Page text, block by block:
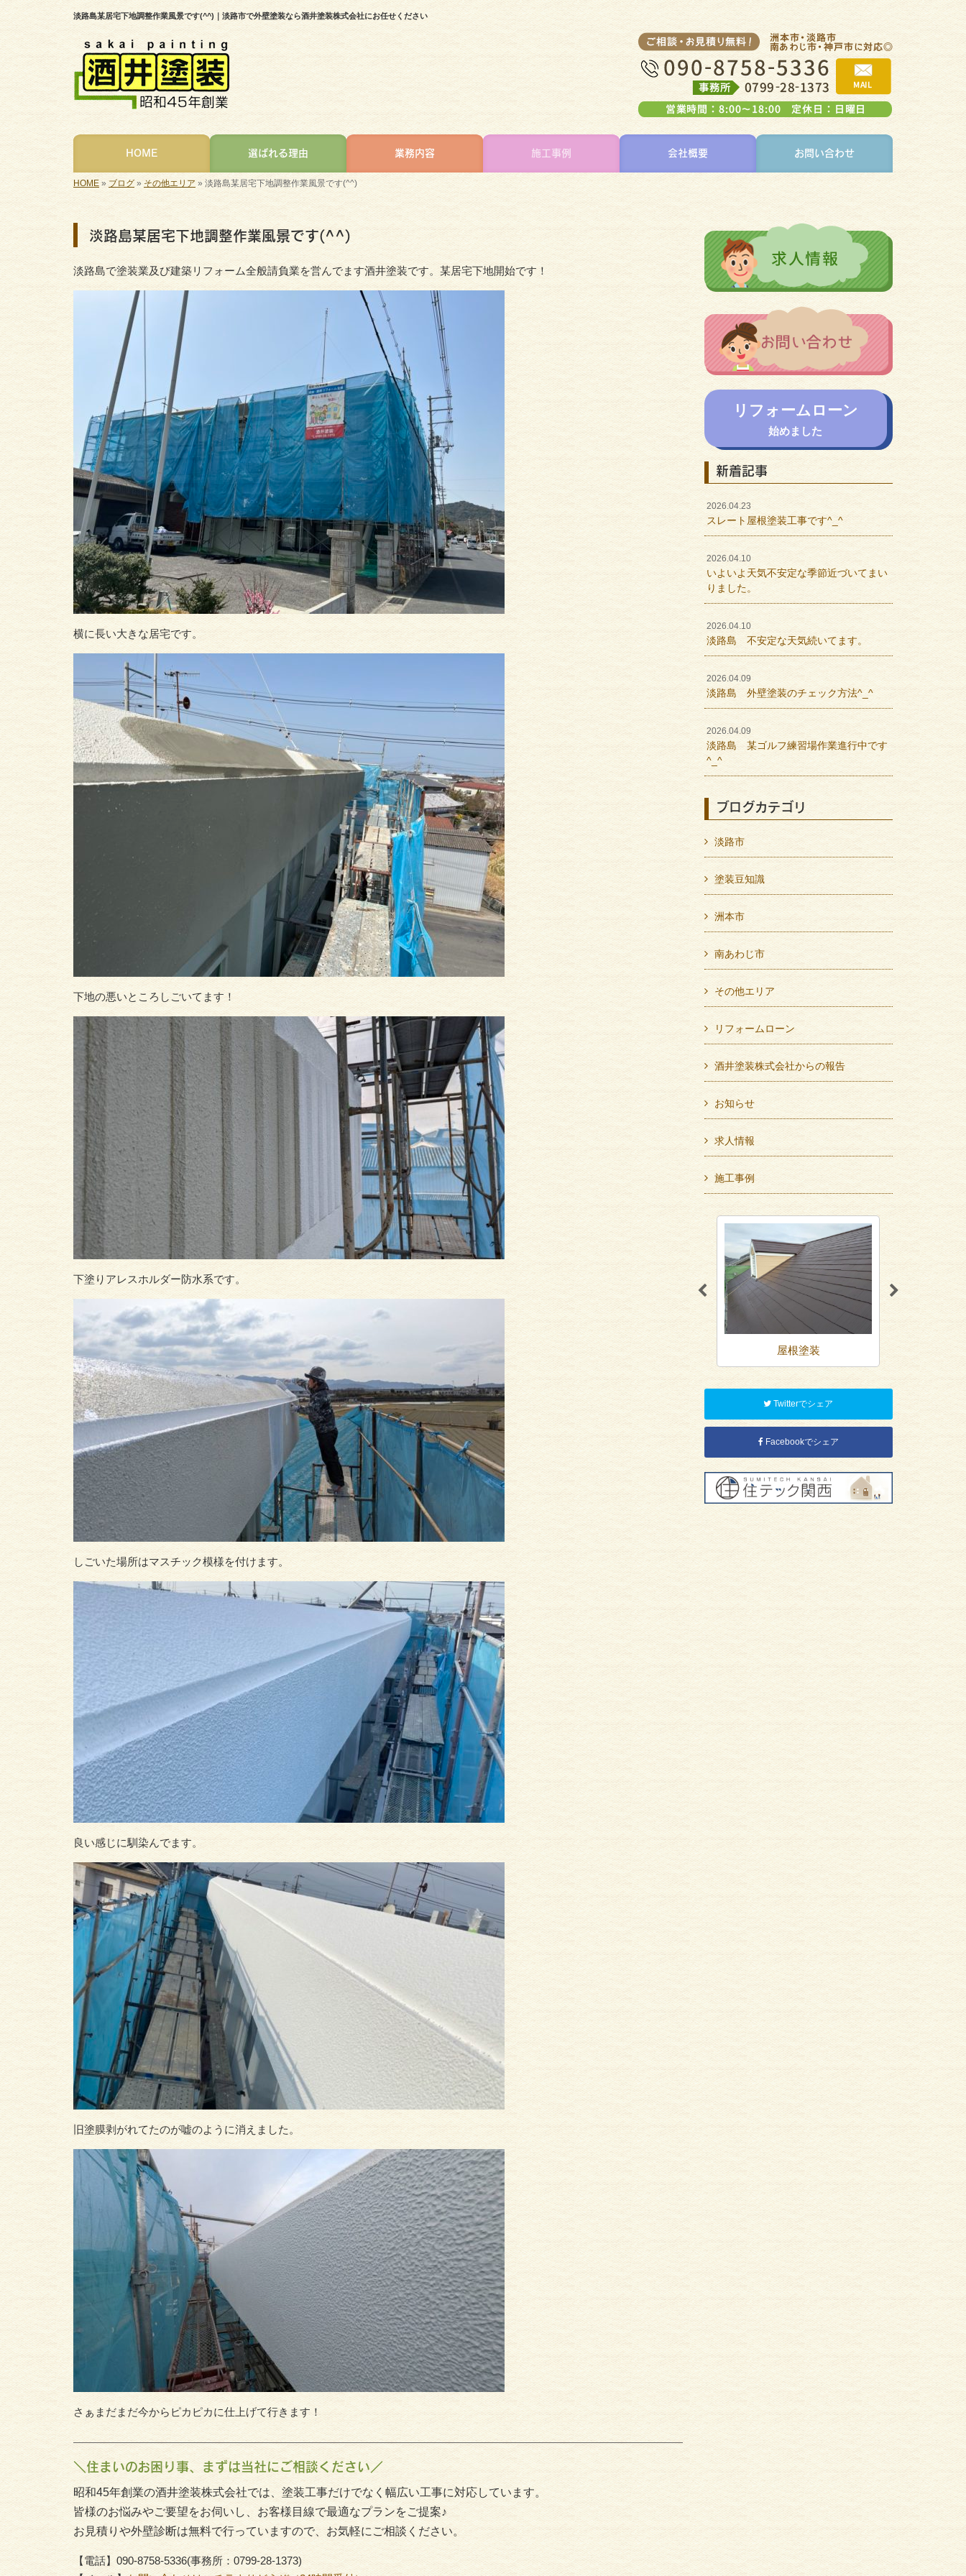
淡路島某居宅下地調整作業風景です(^^)｜淡路市で外壁塗装なら酒井塗装株式会社にお任せください
HOME 選ばれる理由 業務内容 施工事例 会社概要 お問い合わせ
HOME » ブログ » その他エリア » 淡路島某居宅下地調整作業風景です(^^)
淡路島某居宅下地調整作業風景です(^^)
淡路島で塗装業及び建築リフォーム全般請負業を営んでます酒井塗装です。某居宅下地開始です！
横に長い大きな居宅です。
下地の悪いところしごいてます！
下塗りアレスホルダー防水系です。
しごいた場所はマスチック模様を付けます。
良い感じに馴染んでます。
旧塗膜剥がれてたのが嘘のように消えました。
さぁまだまだ今からピカピカに仕上げて行きます！
＼住まいのお困り事、まずは当社にご相談ください／
昭和45年創業の酒井塗装株式会社では、塗装工事だけでなく幅広い工事に対応しています。
皆様のお悩みやご要望をお伺いし、お客様目線で最適なプランをご提案♪
お見積りや外壁診断は無料で行っていますので、お気軽にご相談ください。
【電話】090-8758-5336(事務所：0799-28-1373)
リフォームローン
始めました
新着記事
2026.04.23
スレート屋根塗装工事です^_^
2026.04.10
いよいよ天気不安定な季節近づいてまい
りました。
2026.04.10
淡路島 不安定な天気続いてます。
2026.04.09
淡路島 外壁塗装のチェック方法^_^
2026.04.09
淡路島 某ゴルフ練習場作業進行中です
^_^
ブログカテゴリ
淡路市
塗装豆知識
洲本市
南あわじ市
その他エリア
リフォームローン
酒井塗装株式会社からの報告
お知らせ
求人情報
施工事例
サイディング 外壁塗装 屋根塗装
Twitterでシェア
Facebookでシェア